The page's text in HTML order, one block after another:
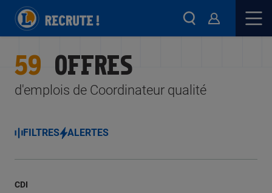
59 OFFRES
d'emplois de Coordinateur qualité
FILTRES ALERTES
CDI